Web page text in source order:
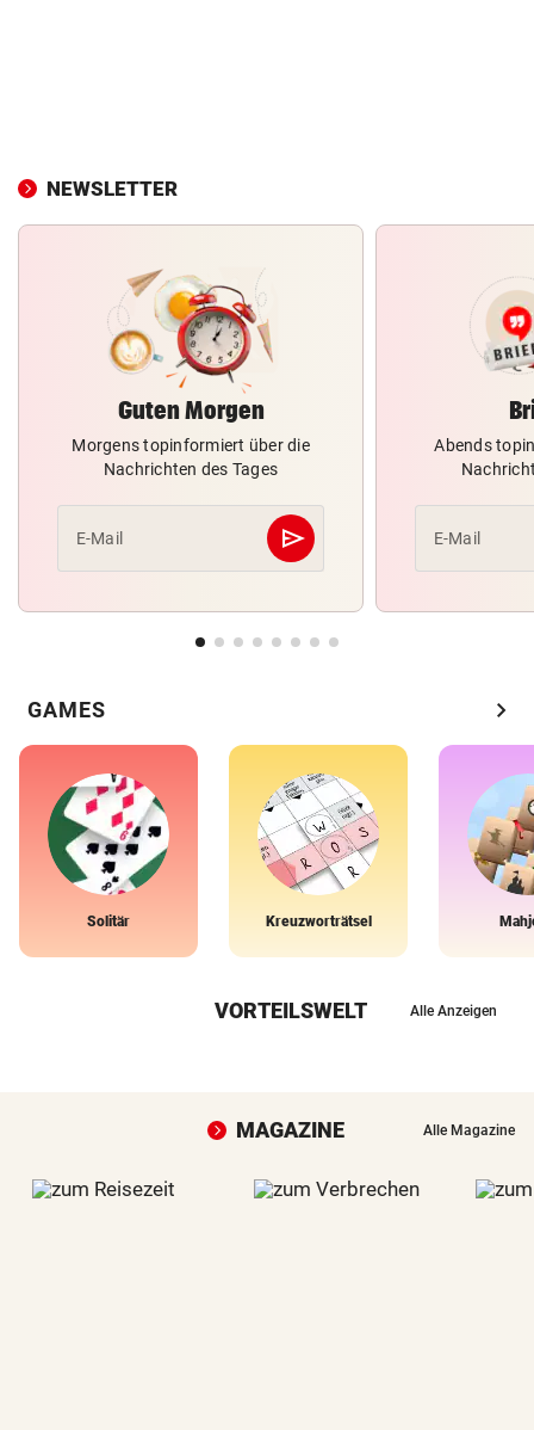
NEWSLETTER
Guten Morgen
Morgens topinformiert über die
Nachrichten des Tages
E-Mail send
Abschicken
Abends
E-Mail
GAMES chevron_right
Solitär Kreuzworträtsel
VORTEILSWELT Alle Anzeigen
MAGAZINE Alle Magazine